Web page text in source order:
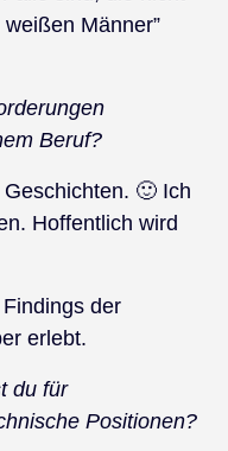
Männer”
Beruf?
🙂 Ich
Hoffentlich wird
der
erlebt.
du für
Positionen?